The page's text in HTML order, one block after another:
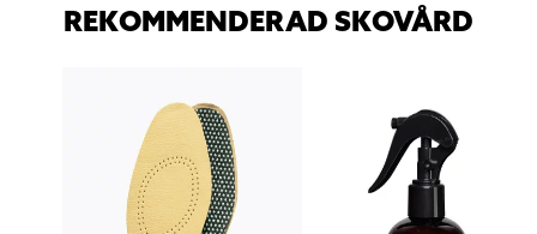
REKOMMENDERAD SKOVÅRD